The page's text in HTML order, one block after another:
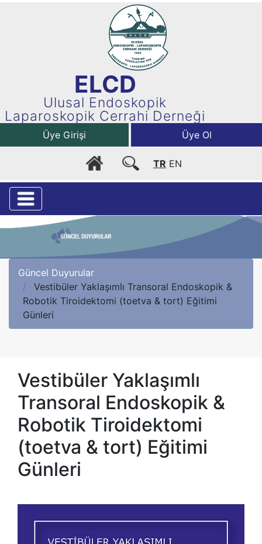
ELCD
Ulusal Endoskopik
Laparoskopik Cerrahi Derneği
Üye Ol
Üye Girişi
TR EN
Güncel Duyurular
Vestibüler Yaklaşımlı Transoral Endoskopik &
Robotik Tiroidektomi (toetva & tort) Eğitimi
Günleri
Vestibüler Yaklaşımlı
Transoral Endoskopik &
Robotik Tiroidektomi
(toetva & tort) Eğitimi
Günleri